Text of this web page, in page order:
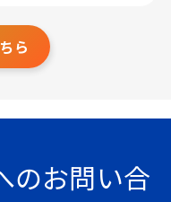
ら
のお問い合